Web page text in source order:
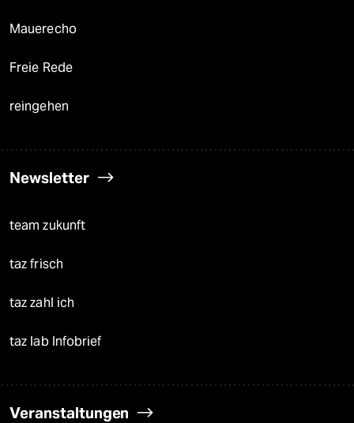
Mauerecho
Freie Rede
reingehen
Newsletter
team zukunft
taz frisch
taz zahl ich
taz lab Infobrief
Veranstaltungen